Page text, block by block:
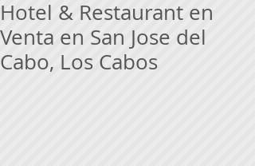
Hotel & Restaurant en
Venta en San Jose del
Cabo, Los Cabos